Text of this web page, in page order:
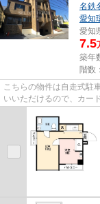
名鉄
愛知
愛知
7.5
築年
階数
こちらの物件は自走式駐
いいただけるので、カー